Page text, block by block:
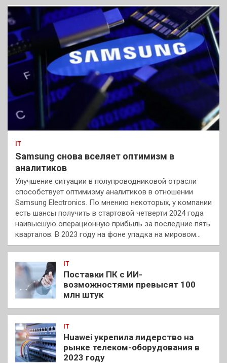
IT
Samsung снова вселяет оптимизм в
аналитиков
Улучшение ситуации в полупроводниковой отрасли
способствует оптимизму аналитиков в отношении
Samsung Electronics. По мнению некоторых, у компании
есть шансы получить в стартовой четверти 2024 года
наивысшую операционную прибыль за последние пять
кварталов. В 2023 году на фоне упадка на мировом…
IT
Поставки ПК с ИИ-
возможностями превысят 100
млн штук
IT
Huawei укрепила лидерство на
рынке телеком-оборудования в
2023 году